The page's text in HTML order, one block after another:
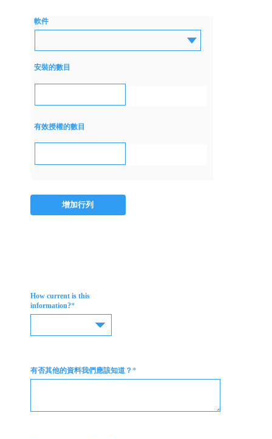
軟件
安裝的數目
有效授權的數目
增加行列
How current is this
information?*
有否其他的資料我們應該知道？*